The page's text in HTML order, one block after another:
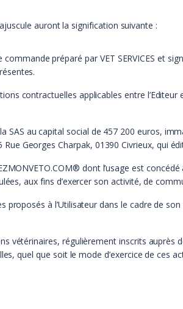
auront la signification suivante :
commande préparé par VET SERVICES et
contractuelles applicables entre
SAS au capital social de 457 200 euros,
Rue Georges Charpak, 01390 Civrieux, qui
dont l’usage est
aux fins d’exercer son activité, de
proposés à l’Utilisateur dans le cadre de
vétérinaires, régulièrement inscrits auprès
quel que soit le mode d’exercice de ces